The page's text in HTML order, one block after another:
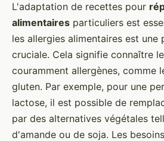
L'adaptation de recettes pour
alimentaires particuliers est
les allergies alimentaires est une
cruciale. Cela signifie connaître
couramment allergènes, comme
gluten. Par exemple, pour une
lactose, il est possible de
par des alternatives végétales
d'amande ou de soja. Les